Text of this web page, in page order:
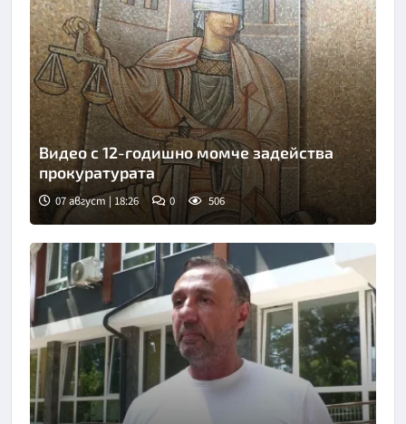
Видео с 12-годишно момче задейства
прокуратурата
07 август | 18:26 0 506